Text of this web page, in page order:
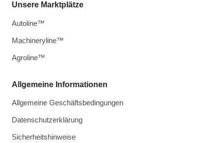
Allgemeine Informationen
Allgemeine Geschäftsbedingungen
Datenschutzerklärung
Sicherheitshinweise
Unsere Marktplätze
Autoline™
Machineryline™
Agroline™